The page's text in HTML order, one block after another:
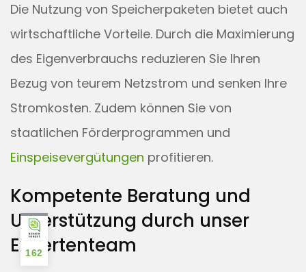
Die Nutzung von Speicherpaketen bietet auch
wirtschaftliche Vorteile. Durch die Maximierung
des Eigenverbrauchs reduzieren Sie Ihren
Bezug von teurem Netzstrom und senken Ihre
Stromkosten. Zudem können Sie von
staatlichen Förderprogrammen und
Einspeisevergütungen profitieren.
Kompetente Beratung und
Unterstützung durch unser
Expertenteam
162